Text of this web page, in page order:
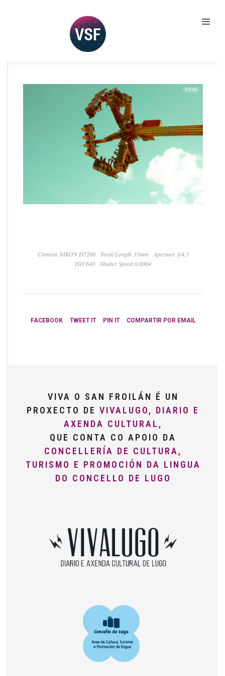
Camera NIKON D7200 Focal Length 35mm
Aperture ƒ/4.5
ISO 640
Shutter Speed 0.0004
FACEBOOK TWEET IT PIN IT COMPARTIR POR EMAIL
VIVA O SAN FROILÁN É UN
PROXECTO DE VIVALUGO, DIARIO E
AXENDA CULTURAL,
QUE CONTA CO APOIO DA
CONCELLERÍA DE CULTURA,
TURISMO E PROMOCIÓN DA LINGUA
DO CONCELLO DE LUGO